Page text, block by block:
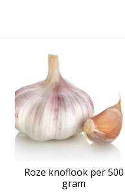
Roze knoflook per 500
gram